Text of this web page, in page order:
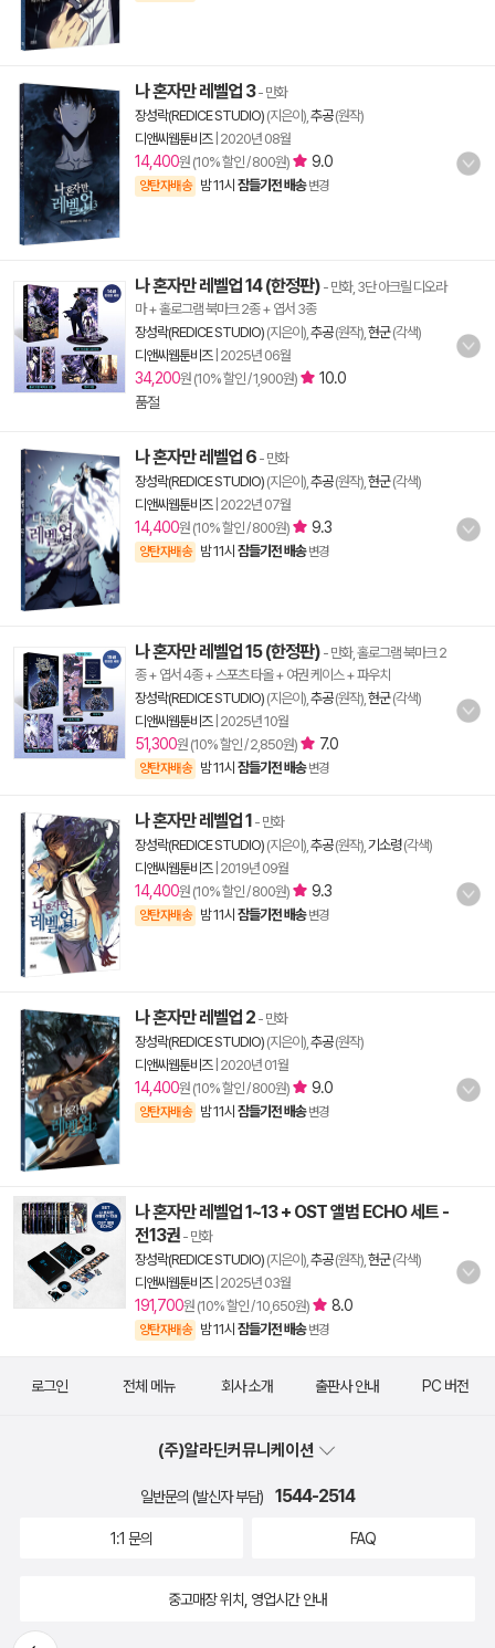
나 혼자만 레벨업 3- 만화
장성락(REDICE STUDIO) (지은이), 추공(원작)
디앤씨웹툰비즈| 2020년 08월
14,400원 (10% 할인 / 800원) 9.0
양탄자배송 밤 11시 잠들기전 배송 변경
나 혼자만 레벨업 14 (한정판) - 만화, 3단 아크릴 디오라
마 + 홀로그램 북마크 2종 + 엽서 3종
장성락(REDICE STUDIO) (지은이), 추공(원작), 현군(각색)
디앤씨웹툰비즈| 2025년 06월
34,200원 (10% 할인 / 1,900원)
10.0
품절
나 혼자만 레벨업 6 - 만화
장성락(REDICE STUDIO) (지은이), 추공(원작), 현군(각색)
디앤씨웹툰비즈| 2022년 07월
14,400원 (10% 할인 / 800원) 9.3
양탄자배송 밤 11시 잠들기전 배송 변경
나 혼자만 레벨업 15 (한정판) - 만화, 홀로그램 북마크 2
종 + 엽서 4종 + 스포츠 타올 + 여권 케이스 + 파우치
장성락(REDICE STUDIO) (지은이), 추공(원작), 현군(각색)
디앤씨웹툰비즈| 2025년 10월
51,300원 (10% 할인 / 2,850원) 7.0
양탄자배송 밤 11시 잠들기전 배송 변경
나 혼자만 레벨업 1 - 만화
장성락(REDICE STUDIO) (지은이), 추공(원작), 기소령(각색)
디앤씨웹툰비즈| 2019년 09월
14,400원 (10% 할인 / 800원) 9.3
양탄자배송 밤 11시 잠들기전 배송 변경
나 혼자만 레벨업 2 - 만화
장성락(REDICE STUDIO) (지은이), 추공(원작)
디앤씨웹툰비즈| 2020년 01월
14,400원 (10% 할인 / 800원) 9.0
양탄자배송 밤 11시 잠들기전 배송 변경
나 혼자만 레벨업 1~13 + OST 앨범 ECHO 세트 -
전13권 - 만화
장성락(REDICE STUDIO) (지은이), 추공(원작), 현군(각색)
디앤씨웹툰비즈| 2025년 03월
191,700원 (10% 할인 / 10,650원) 8.0
양탄자배송 밤 11시 잠들기전 배송 변경
뒤로가
로그인 전체 메뉴 회사 소개 출판사 안내 PC 버전
(주)알라딘커뮤니케이션
일반문의 (발신자 부담) 1544-2514
1:1 문의 FAQ
중고매장 위치, 영업시간 안내